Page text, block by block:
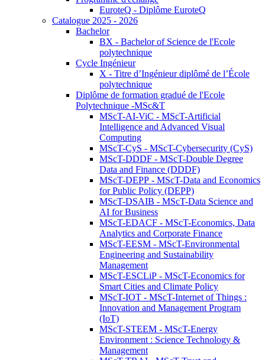
EuroteQ - Diplôme EuroteQ
Catalogue 2025 - 2026
Bachelor
BX - Bachelor of Science de l'Ecole
polytechnique
Cycle Ingénieur
X - Titre d’Ingénieur diplômé de l’École
polytechnique
Diplôme de formation gradué de l'Ecole
Polytechnique -MSc&T
MScT-AI-ViC - MScT-Artificial
Intelligence and Advanced Visual
Computing
MScT-CyS - MScT-Cybersecurity (CyS)
MScT-DDDF - MScT-Double Degree
Data and Finance (DDDF)
MScT-DEPP - MScT-Data and Economics
for Public Policy (DEPP)
MScT-DSAIB - MScT-Data Science and
AI for Business
MScT-EDACF - MScT-Economics, Data
Analytics and Corporate Finance
MScT-EESM - MScT-Environmental
Engineering and Sustainability
Management
MScT-ESCLiP - MScT-Economics for
Smart Cities and Climate Policy
MScT-IOT - MScT-Internet of Things :
Innovation and Management Program
(IoT)
MScT-STEEM - MScT-Energy
Environment : Science Technology &
Management